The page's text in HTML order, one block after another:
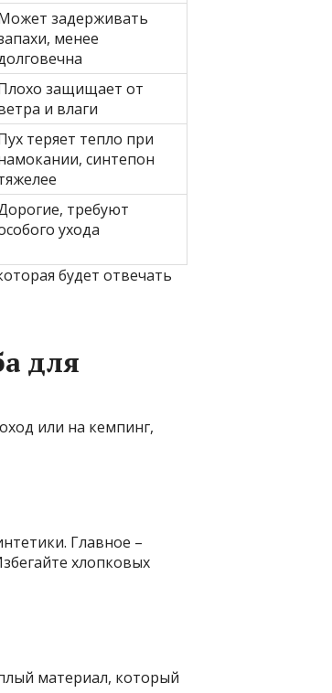
задерживать
менее
защищает от
и влаги
теряет тепло при
синтепон
требуют
ухода
будет отвечать
для
или на кемпинг,
Главное –
хлопковых
материал, который